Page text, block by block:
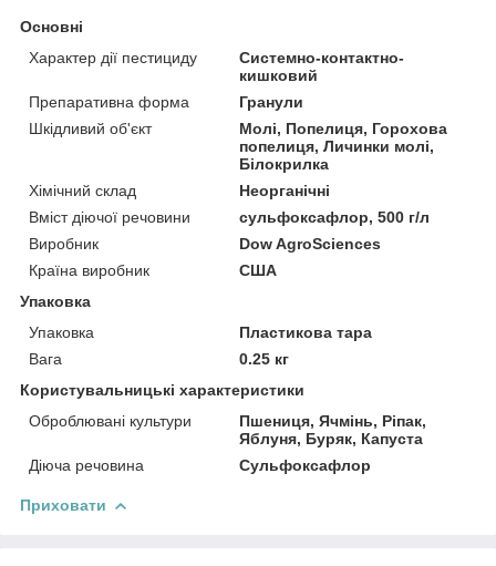
Основні
Характер дії пестициду
Системно-контактно-
кишковий
Препаративна форма
Гранули
Шкідливий об'єкт
Молі, Попелиця, Горохова
попелиця, Личинки молі,
Білокрилка
Хімічний склад
Неорганічні
Вміст діючої речовини
сульфоксафлор, 500 г/л
Виробник
Dow AgroSciences
Країна виробник
США
Упаковка
Упаковка
Пластикова тара
Вага
0.25 кг
Користувальницькі характеристики
Оброблювані культури
Пшениця, Ячмінь, Ріпак,
Яблуня, Буряк, Капуста
Діюча речовина
Сульфоксафлор
Приховати